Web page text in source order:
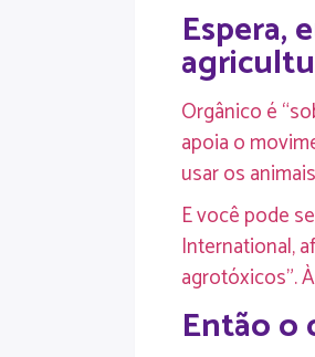
Espera,
Orgânico é
apoia o
usar os
E você pode
International,
agrotóxicos”.
Então o